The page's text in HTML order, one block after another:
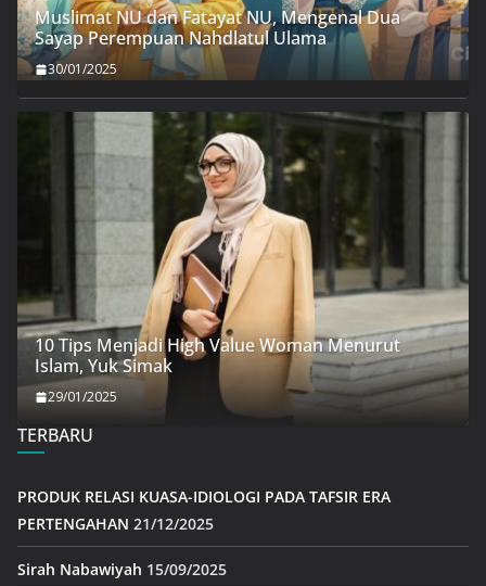
Muslimat NU dan Fatayat NU, Mengenal Dua
Sayap Perempuan Nahdlatul Ulama
30/01/2025
10 Tips Menjadi High Value Woman Menurut
Islam, Yuk Simak
29/01/2025
TERBARU
PRODUK RELASI KUASA-IDIOLOGI PADA TAFSIR ERA
PERTENGAHAN 21/12/2025
Sirah Nabawiyah 15/09/2025